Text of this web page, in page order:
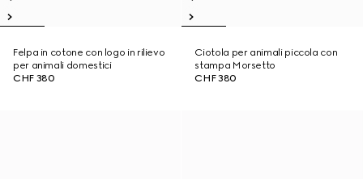
Felpa in cotone con logo in rilievo
per animali domestici
CHF 380
Ciotola per animali piccola con
stampa Morsetto
CHF 380